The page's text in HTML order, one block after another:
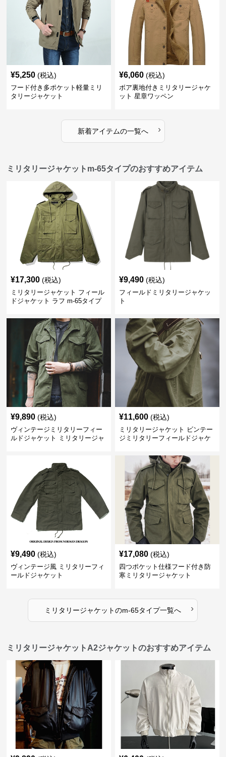
¥5,250 (税込)
フード付き多ポケット軽量ミリ
タリージャケット
¥6,060 (税込)
ボア裏地付きミリタリージャケ
ット 星章ワッペン
新着アイテムの一覧へ ›
ミリタリージャケットm-65タイプのおすすめアイテム
¥17,300 (税込)
ミリタリージャケット フィール
ドジャケット ラフ m-65タイプ
¥9,490 (税込)
フィールドミリタリージャケッ
ト
¥9,890 (税込)
ヴィンテージミリタリーフィー
ルドジャケット ミリタリージャ
¥11,600 (税込)
ミリタリージャケット ビンテー
ジミリタリーフィールドジャケ
¥9,490 (税込)
ヴィンテージ風 ミリタリーフィ
ールドジャケット
¥17,080 (税込)
四つポケット仕様フード付き防
寒ミリタリージャケット
ミリタリージャケットのm-65タイプ一覧へ ›
ミリタリージャケットA2ジャケットのおすすめアイテム